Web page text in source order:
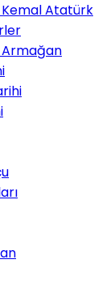
Atatürk